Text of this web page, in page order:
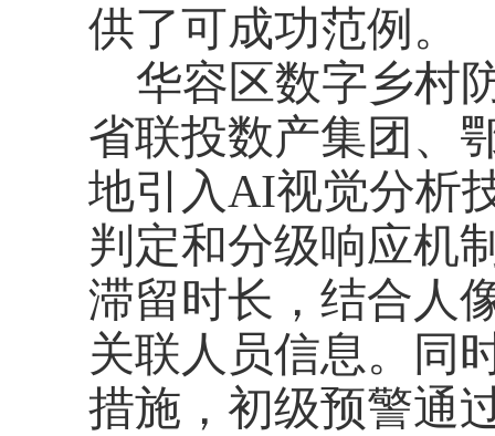
供了可成功范例。
华容区数字乡村
省联投数产集团、
地引入AI视觉分析
判定和分级响应机
滞留时长，结合人
关联人员信息。同
措施，初级预警通